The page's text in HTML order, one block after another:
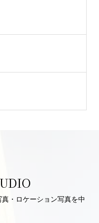
・ロケーション写真を中